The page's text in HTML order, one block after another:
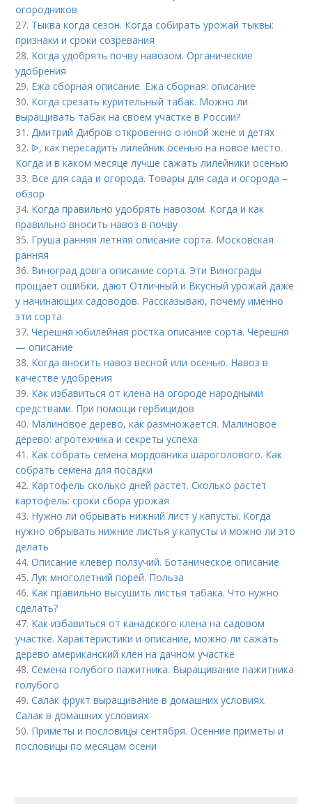
огородников
27. Тыква когда сезон. Когда собирать урожай тыквы:
признаки и сроки созревания
28. Когда удобрять почву навозом. Органические
удобрения
29. Ежа сборная описание. Ежа сборная: описание
30. Когда срезать курительный табак. Можно ли
выращивать табак на своём участке в России?
31.Дмитрий Дибров откровенно о юной жене и детях
32. ᐉ, как пересадить лилейник осенью на новое место.
Когда и в каком месяце лучше сажать лилейники осенью
33. Все для сада и огорода. Товары для сада и огорода –
обзор
34. Когда правильно удобрять навозом. Когда и как
правильно вносить навоз в почву
35. Груша ранняя летняя описание сорта. Московская
ранняя
36. Виноград довга описание сорта. Эти Винограды
прощает ошибки, дают Отличный и Вкусный урожай даже
у начинающих садоводов. Рассказываю, почему именно
эти сорта
37.Черешня юбилейная ростка описание сорта. Черешня
— описание
38. Когда вносить навоз весной или осенью. Навоз в
качестве удобрения
39. Как избавиться от клена на огороде народными
средствами. При помощи гербицидов
40. Малиновое дерево, как размножается. Малиновое
дерево: агротехника и секреты успеха
41. Как собрать семена мордовника шароголового. Как
собрать семена для посадки
42. Картофель сколько дней растет. Сколько растет
картофель: сроки сбора урожая
43. Нужно ли обрывать нижний лист у капусты. Когда
нужно обрывать нижние листья у капусты и можно ли это
делать
44.Описание клевер ползучий. Ботаническое описание
45.Лук многолетний порей. Польза
46. Как правильно высушить листья табака. Что нужно
сделать?
47. Как избавиться от канадского клена на садовом
участке. Характеристики и описание, можно ли сажать
дерево американский клен на дачном участке
48.Семена голубого пажитника. Выращивание пажитника
голубого
49.Салак фрукт выращивание в домашних условиях.
Салак в домашних условиях
50. Приметы и пословицы сентября. Осенние приметы и
пословицы по месяцам осени